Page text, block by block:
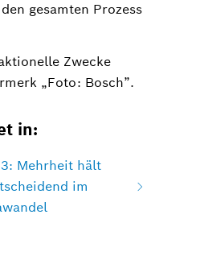
gesamten Prozess
Zwecke
„Foto: Bosch”.
in:
Mehrheit hält
im